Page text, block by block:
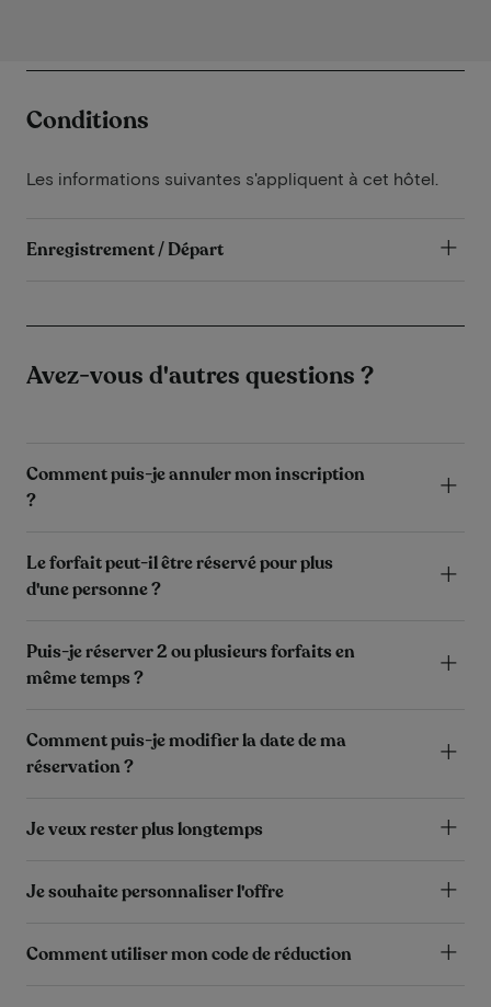
Conditions
Les informations suivantes s'appliquent à cet hôtel.
Enregistrement / Départ
Avez-vous d'autres questions ?
Comment puis-je annuler mon inscription
?
Le forfait peut-il être réservé pour plus
d'une personne ?
Puis-je réserver 2 ou plusieurs forfaits en
même temps ?
Comment puis-je modifier la date de ma
réservation ?
Je veux rester plus longtemps
Je souhaite personnaliser l'offre
Comment utiliser mon code de réduction